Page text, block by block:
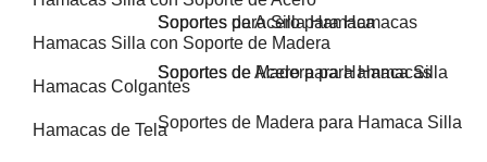
Soportes de Acero para Hamacas
Soportes de Madera para Hamacas
Soportes para Silla Hamaca
Soportes de Acero para Hamaca Silla
Soportes de Madera para Hamaca Silla
Hamacas Silla con Soporte de Madera
Hamacas Colgantes
Hamacas de Tela